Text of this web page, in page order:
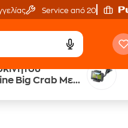
Service από 20'
Big Crab Με
Trade & Save